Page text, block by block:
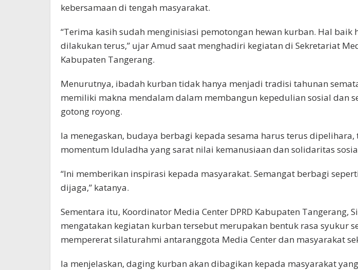
kebersamaan di tengah masyarakat.
“Terima kasih sudah menginisiasi pemotongan hewan kurban. Hal baik
dilakukan terus,” ujar Amud saat menghadiri kegiatan di Sekretariat
Kabupaten Tangerang.
Menurutnya, ibadah kurban tidak hanya menjadi tradisi tahunan
memiliki makna mendalam dalam membangun kepedulian sosial dan
gotong royong.
Ia menegaskan, budaya berbagi kepada sesama harus terus
momentum Iduladha yang sarat nilai kemanusiaan dan solidaritas
“Ini memberikan inspirasi kepada masyarakat. Semangat berbagi
dijaga,” katanya.
Sementara itu, Koordinator Media Center DPRD Kabupaten Tangerang,
mengatakan kegiatan kurban tersebut merupakan bentuk rasa syukur
mempererat silaturahmi antaranggota Media Center dan masyarakat
Ia menjelaskan, daging kurban akan dibagikan kepada masyarakat